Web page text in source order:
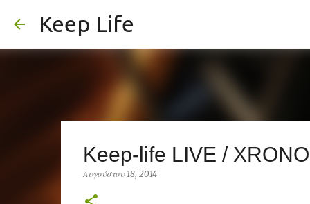
Keep Life
Keep-life LIVE /
Αυγούστου 18, 2014